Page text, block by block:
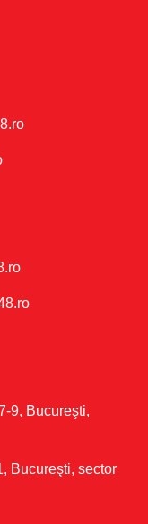
9, Bucureşti,
Bucureşti, sector